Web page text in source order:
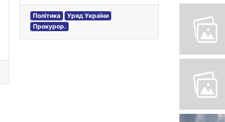
Політика
Уряд України
Прокурор.